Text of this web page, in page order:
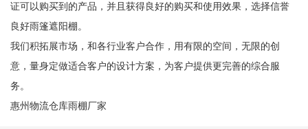
证可以购买到的产品，并且获得良好的购买和使用效果，选择信誉
良好雨篷遮阳棚。
我们积拓展市场，和各行业客户合作，用有限的空间，无限的创
意，量身定做适合客户的设计方案，为客户提供更完善的综合服
务。
惠州物流仓库雨棚厂家